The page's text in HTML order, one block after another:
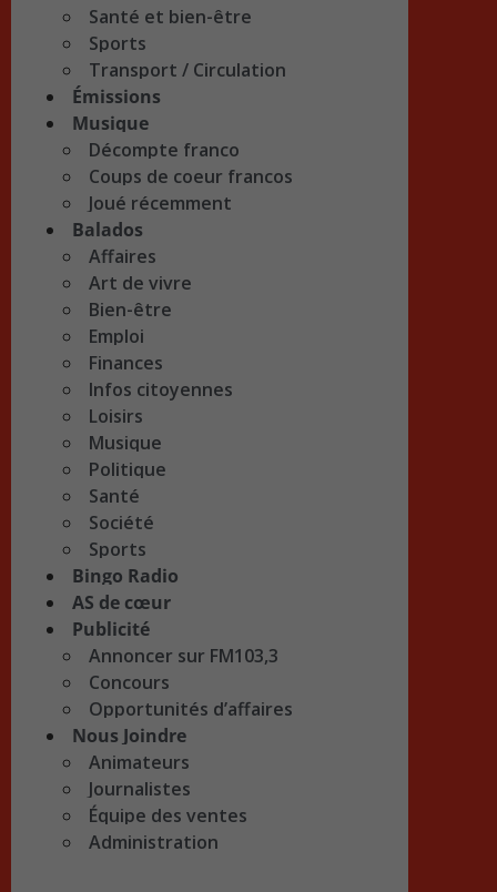
Santé et bien-être
Sports
Transport / Circulation
Émissions
Musique
Décompte franco
Coups de coeur francos
Joué récemment
Balados
Affaires
Art de vivre
Bien-être
Emploi
Finances
Infos citoyennes
Loisirs
Musique
Politique
Santé
Société
Sports
Bingo Radio
AS de cœur
Publicité
Annoncer sur FM103,3
Concours
Opportunités d’affaires
Nous Joindre
Animateurs
Journalistes
Équipe des ventes
Administration